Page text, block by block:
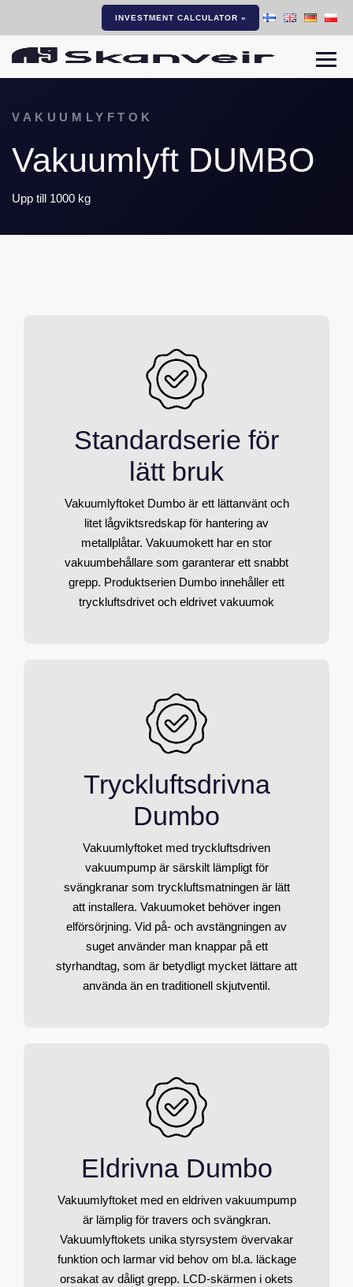
INVESTMENT CALCULATOR »
VAKUUMLYFTOK
Vakuumlyft DUMBO
Upp till 1000 kg
Standardserie för
lätt bruk
Vakuumlyftoket Dumbo är ett lättanvänt och
litet lågviktsredskap för hantering av
metallplåtar. Vakuumokett har en stor
vakuumbehållare som garanterar ett snabbt
grepp. Produktserien Dumbo innehåller ett
tryckluftsdrivet och eldrivet vakuumok
Tryckluftsdrivna
Dumbo
Vakuumlyftoket med tryckluftsdriven
vakuumpump är särskilt lämpligt för
svängkranar som tryckluftsmatningen är lätt
att installera. Vakuumoket behöver ingen
elförsörjning. Vid på- och avstängningen av
suget använder man knappar på ett
styrhandtag, som är betydligt mycket lättare att
använda än en traditionell skjutventil.
Eldrivna Dumbo
Vakuumlyftoket med en eldriven vakuumpump
är lämplig för travers och svängkran.
Vakuumlyftokets unika styrsystem övervakar
funktion och larmar vid behov om bl.a. läckage
orsakat av dåligt grepp. LCD-skärmen i okets